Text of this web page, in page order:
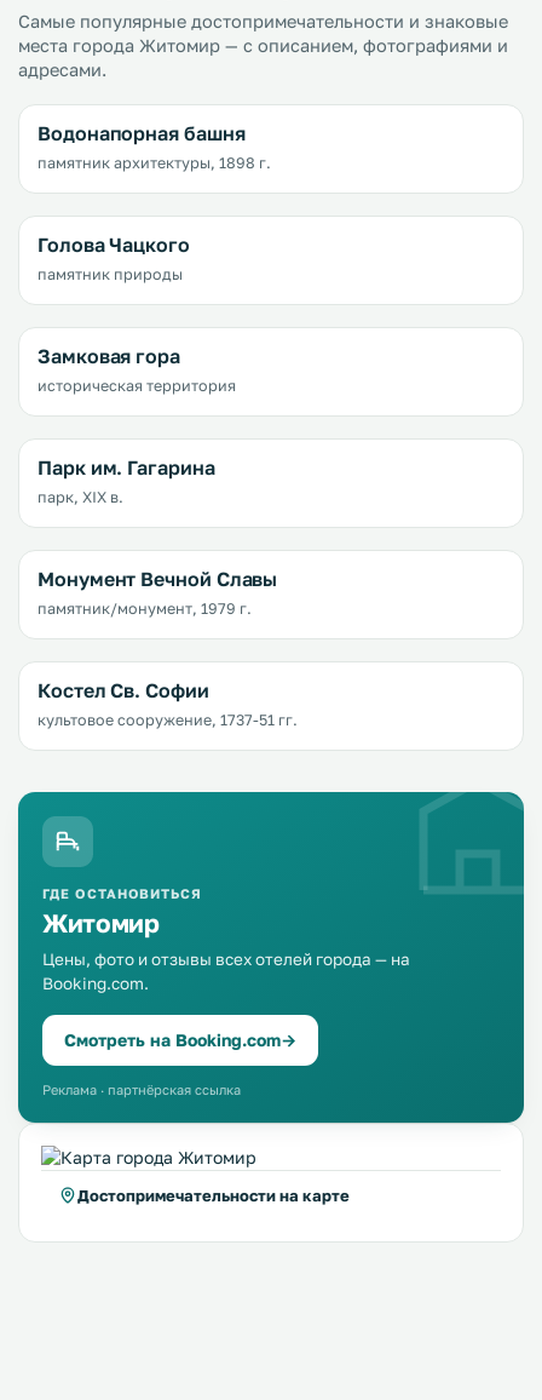
Самые популярные достопримечательности и знаковые
места города Житомир — с описанием, фотографиями и
адресами.
Водонапорная башня
памятник архитектуры, 1898 г.
Голова Чацкого
памятник природы
Замковая гора
историческая территория
Парк им. Гагарина
парк, XIX в.
Монумент Вечной Славы
памятник/монумент, 1979 г.
Костел Св. Софии
культовое сооружение, 1737-51 гг.
ГДЕ ОСТАНОВИТЬСЯ
Житомир
Цены, фото и отзывы всех отелей города — на
Booking.com.
Смотреть на Booking.com→
Реклама · партнёрская ссылка
Достопримечательности на карте